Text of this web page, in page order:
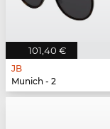
101,40 €
JB
Munich - 2